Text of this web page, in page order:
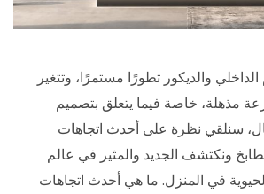
والديكور تطورًا مستمرًا، وتتغير
مذهلة، خاصة فيما يتعلق بتصميم
سنلقي نظرة على أحدث اتجاهات
ونكتشف الجديد والمثير في عالم
في المنزل. ما هي أحدث اتجاهات